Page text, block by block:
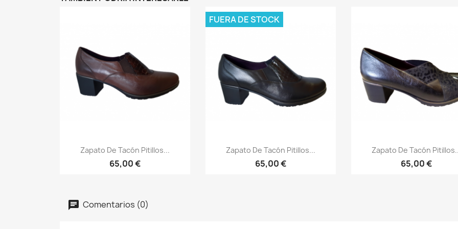
 Vista rápida
Zapato De Tacón Pitillos...
65,00 €
 Vista rápida
Zapato De Tacón Pitillos...
65,00 €
FUERA DE STOCK
 Vista rápida
Zapato De Tacón
65,00 €
Comentarios (0)